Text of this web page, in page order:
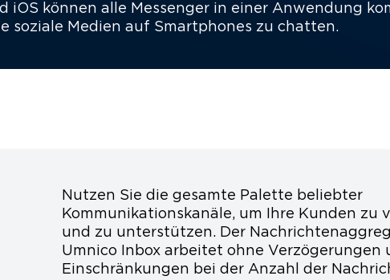
iOS können alle Messenger in einer Anwendung
soziale Medien auf Smartphones zu chatten.
Nutzen Sie die gesamte Palette beliebter
Kommunikationskanäle, um Ihre Kunden zu
und zu unterstützen. Der
Umnico Inbox arbeitet ohne Verzögerungen
Einschränkungen bei der Anzahl der